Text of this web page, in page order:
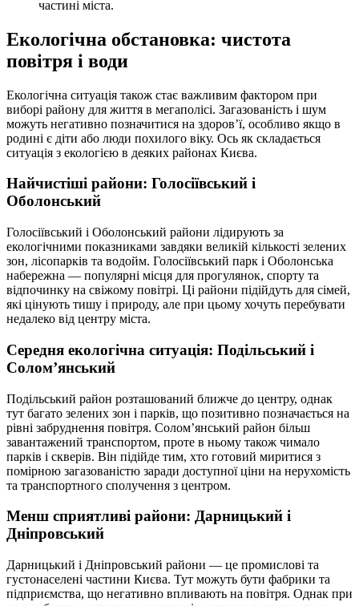
частині міста.
Екологічна обстановка: чистота
повітря і води
Екологічна ситуація також стає важливим фактором при
виборі району для життя в мегаполісі. Загазованість і шум
можуть негативно позначитися на здоров’ї, особливо якщо в
родині є діти або люди похилого віку. Ось як складається
ситуація з екологією в деяких районах Києва.
Найчистіші райони: Голосіївський і
Оболонський
Голосіївський і Оболонський райони лідирують за
екологічними показниками завдяки великій кількості зелених
зон, лісопарків та водойм. Голосіївський парк і Оболонська
набережна — популярні місця для прогулянок, спорту та
відпочинку на свіжому повітрі. Ці райони підійдуть для сімей,
які цінують тишу і природу, але при цьому хочуть перебувати
недалеко від центру міста.
Середня екологічна ситуація: Подільський і
Солом’янський
Подільський район розташований ближче до центру, однак
тут багато зелених зон і парків, що позитивно позначається на
рівні забруднення повітря. Солом’янський район більш
завантажений транспортом, проте в ньому також чимало
парків і скверів. Він підійде тим, хто готовий миритися з
помірною загазованістю заради доступної ціни на нерухомість
та транспортного сполучення з центром.
Менш сприятливі райони: Дарницький і
Дніпровський
Дарницький і Дніпровський райони — це промислові та
густонаселені частини Києва. Тут можуть бути фабрики та
підприємства, що негативно впливають на повітря. Однак при